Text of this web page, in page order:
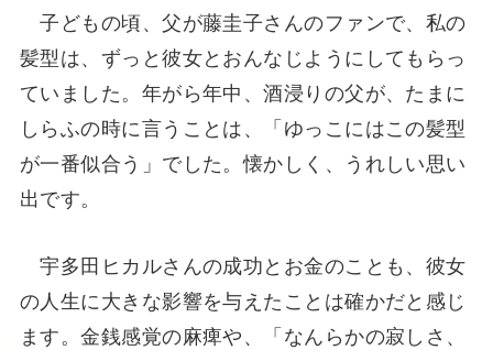
子どもの頃、父が藤圭子さんのファンで、私の
髪型は、ずっと彼女とおんなじようにしてもらっ
ていました。年がら年中、酒浸りの父が、たまに
しらふの時に言うことは、「ゆっこにはこの髪型
が一番似合う」でした。懐かしく、うれしい思い
出です。
宇多田ヒカルさんの成功とお金のことも、彼女
の人生に大きな影響を与えたことは確かだと感じ
ます。金銭感覚の麻痺や、「なんらかの寂しさ、